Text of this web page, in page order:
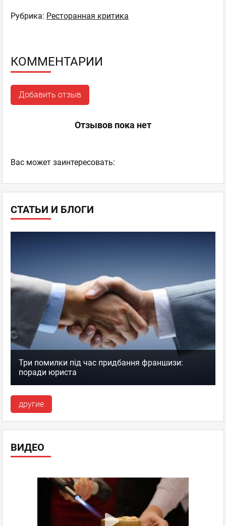
СТАТЬИ И БЛОГИ
Три помилки під час придбання франшизи:
поради юриста
другие
ВИДЕО
Рубрика: Ресторанная критика
КОММЕНТАРИИ
Добавить отзыв
Отзывов пока нет
Ваc может заинтересовать: